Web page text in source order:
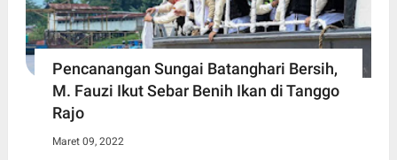
Pencanangan Sungai Batanghari Bersih,
M. Fauzi Ikut Sebar Benih Ikan di Tanggo
Rajo
Maret 09, 2022